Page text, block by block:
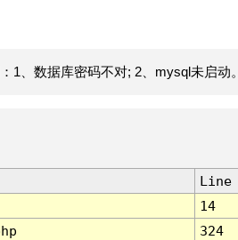
1、数据库密码不对; 2、mysql未启动。
Line
14
324